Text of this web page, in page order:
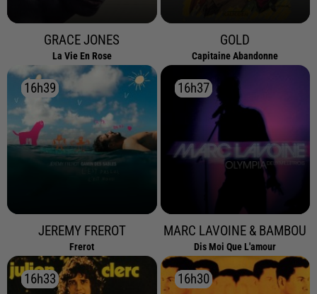
GRACE JONES
La Vie En Rose
GOLD
Capitaine Abandonne
16h39
16h39
JEREMY FREROT
Frerot
16h37
16h37
MARC LAVOINE & BAMBOU
Dis Moi Que L'amour
16h33
16h33 16h30
16h30